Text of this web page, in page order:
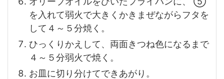
を入れて弱火で大きくかきまぜながらフタを
して４～５分焼く。
ひっくりかえして、両面きつね色になるまで
４～５分弱火で焼く。
お皿に切り分けてできあがり。